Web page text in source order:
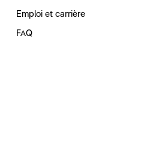
Emploi et carrière
FAQ